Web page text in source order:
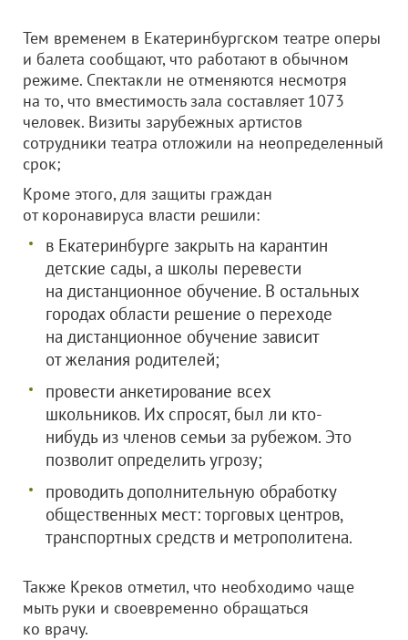
Тем временем в Екатеринбургском театре оперы
и балета сообщают, что работают в обычном
режиме. Спектакли не отменяются несмотря
на то, что вместимость зала составляет 1073
человек. Визиты зарубежных артистов
сотрудники театра отложили на неопределенный
срок;
Кроме этого, для защиты граждан
от коронавируса власти решили:
в Екатеринбурге закрыть на карантин
детские сады, а школы перевести
на дистанционное обучение. В остальных
городах области решение о переходе
на дистанционное обучение зависит
от желания родителей;
провести анкетирование всех
школьников. Их спросят, был ли кто-
нибудь из членов семьи за рубежом. Это
позволит определить угрозу;
проводить дополнительную обработку
общественных мест: торговых центров,
транспортных средств и метрополитена.
Также Креков отметил, что необходимо чаще
мыть руки и своевременно обращаться
ко врачу.